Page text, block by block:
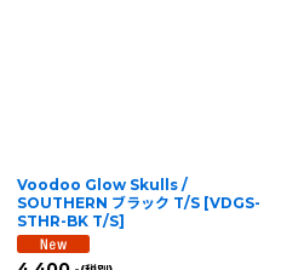
Voodoo Glow Skulls /
SOUTHERN ブラック T/S [VDGS-
STHR-BK T/S]